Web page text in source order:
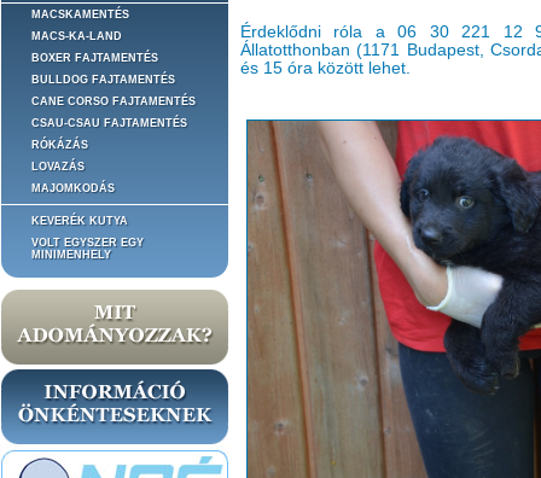
MACSKAMENTÉS
MACS-KA-LAND
BOXER FAJTAMENTÉS
BULLDOG FAJTAMENTÉS
CANE CORSO FAJTAMENTÉS
CSAU-CSAU FAJTAMENTÉS
RÓKÁZÁS
LOVAZÁS
MAJOMKODÁS
KEVERÉK KUTYA
VOLT EGYSZER EGY
MINIMENHELY
Érdeklődni róla a 06 30 221 12
Állatotthonban (1171 Budapest,
és 15 óra között lehet.